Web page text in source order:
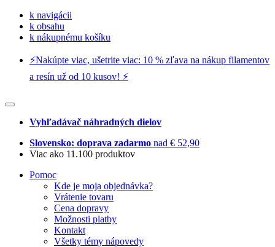
k navigácii
k obsahu
k nákupnému košíku
⚡️Nakúpte viac, ušetrite viac: 10 % zľava na nákup filamentov
a resín už od 10 kusov! ⚡️
Vyhľadávač náhradných dielov
Slovensko: doprava zadarmo nad € 52,90
Viac ako 11.100 produktov
Pomoc
Kde je moja objednávka?
Vrátenie tovaru
Cena dopravy
Možnosti platby
Kontakt
Všetky témy nápovedy